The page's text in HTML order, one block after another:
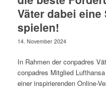
Väter dabei
spielen!
14. November 2024
In Rahmen der conpadres
conpadres Mitglied
einer inspirierenden Online-